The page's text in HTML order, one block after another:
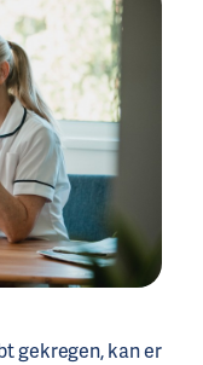
gekregen, kan er